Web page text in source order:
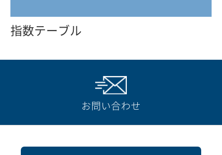
指数テーブル
お問い合わせ